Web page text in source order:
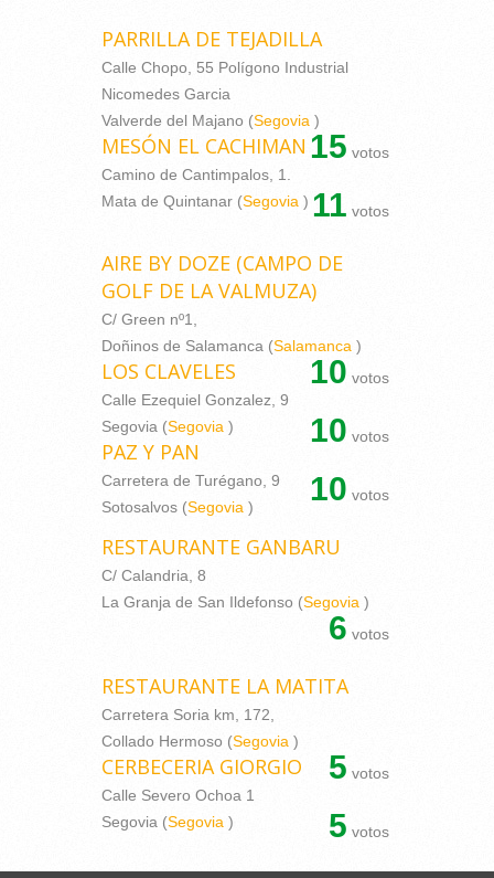
PARRILLA DE TEJADILLA
Calle Chopo, 55 Polígono Industrial
Nicomedes Garcia
Valverde del Majano (Segovia )
15 votos
MESÓN EL CACHIMAN
Camino de Cantimpalos, 1.
Mata de Quintanar (Segovia ) 11 votos
AIRE BY DOZE (CAMPO DE
GOLF DE LA VALMUZA)
C/ Green nº1,
Doñinos de Salamanca (Salamanca )
10 votos
LOS CLAVELES
Calle Ezequiel Gonzalez, 9
Segovia (Segovia ) 10 votos
PAZ Y PAN
Carretera de Turégano, 9
Sotosalvos (Segovia ) 10 votos
RESTAURANTE GANBARU
C/ Calandria, 8
La Granja de San Ildefonso (Segovia )
6 votos
RESTAURANTE LA MATITA
Carretera Soria km, 172,
Collado Hermoso (Segovia )
5 votos
CERBECERIA GIORGIO
Calle Severo Ochoa 1
Segovia (Segovia ) 5 votos